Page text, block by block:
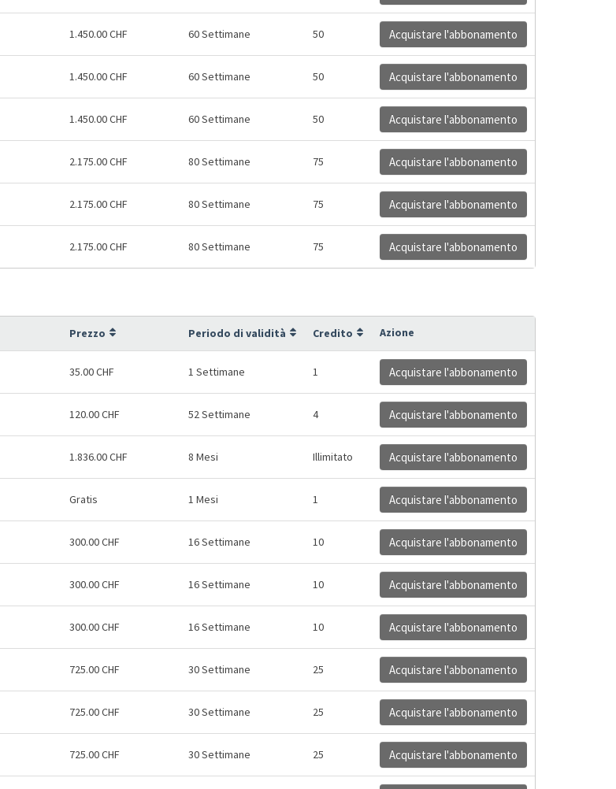
1.450.00 CHF 60 Settimane 50 Acquistare l'abbonamento
1.450.00 CHF 60 Settimane 50 Acquistare l'abbonamento
1.450.00 CHF 60 Settimane 50 Acquistare l'abbonamento
2.175.00 CHF 80 Settimane 75 Acquistare l'abbonamento
2.175.00 CHF 80 Settimane 75 Acquistare l'abbonamento
2.175.00 CHF 80 Settimane 75 Acquistare l'abbonamento
Prezzo Periodo di validità Credito Azione
35.00 CHF 1 Settimane 1 Acquistare l'abbonamento
120.00 CHF 52 Settimane 4 Acquistare l'abbonamento
1.836.00 CHF 8 Mesi Illimitato Acquistare l'abbonamento
Gratis 1 Mesi 1 Acquistare l'abbonamento
300.00 CHF 16 Settimane 10 Acquistare l'abbonamento
300.00 CHF 16 Settimane 10 Acquistare l'abbonamento
300.00 CHF 16 Settimane 10 Acquistare l'abbonamento
725.00 CHF 30 Settimane 25 Acquistare l'abbonamento
725.00 CHF 30 Settimane 25 Acquistare l'abbonamento
725.00 CHF 30 Settimane 25 Acquistare l'abbonamento